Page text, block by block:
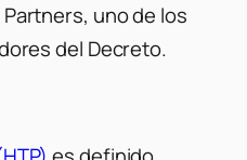
uno de los
del Decreto.